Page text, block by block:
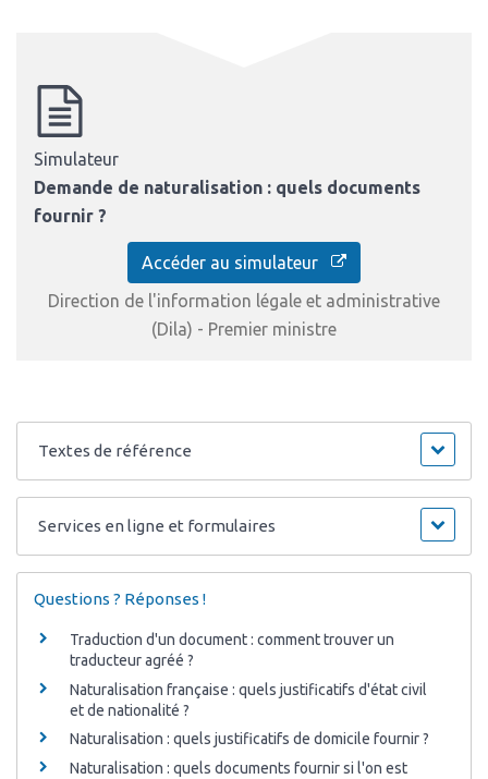
Simulateur
Demande de naturalisation : quels documents
fournir ?
Accéder au simulateur
Direction de l'information légale et administrative
(Dila) - Premier ministre
Textes de référence
Services en ligne et formulaires
Questions ? Réponses !
Traduction d'un document : comment trouver un
traducteur agréé ?
Naturalisation française : quels justificatifs d'état civil
et de nationalité ?
Naturalisation : quels justificatifs de domicile fournir ?
Naturalisation : quels documents fournir si l'on est